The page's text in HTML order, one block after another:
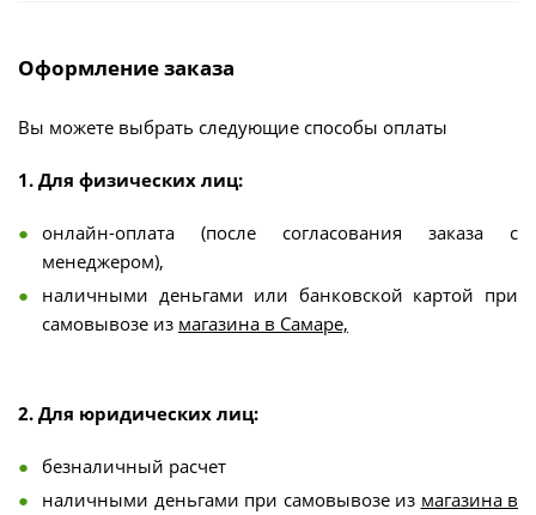
Оформление заказа
Вы можете выбрать следующие способы оплаты
1. Для физических лиц:
онлайн-оплата (после согласования заказа с
менеджером),
наличными деньгами или банковской картой при
самовывозе из магазина в Самаре,
2. Для юридических лиц:
безналичный расчет
наличными деньгами при самовывозе из магазина в